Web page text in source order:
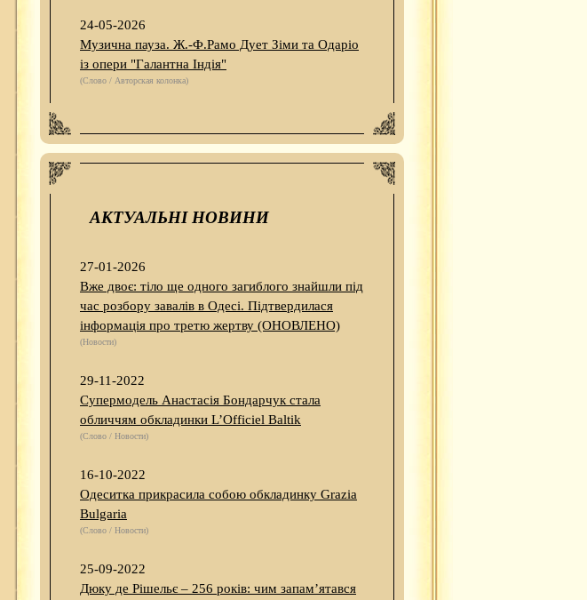
24-05-2026
Музична пауза. Ж.-Ф.Рамо Дует Зіми та Одаріо
із опери "Галантна Індія"
(Слово / Авторская колонка)
АКТУАЛЬНІ НОВИНИ
27-01-2026
Вже двоє: тіло ще одного загиблого знайшли під
час розбору завалів в Одесі. Підтвердилася
інформація про третю жертву (ОНОВЛЕНО)
(Новости)
29-11-2022
Супермодель Анастасія Бондарчук стала
обличчям обкладинки L’Officiel Baltik
(Слово / Новости)
16-10-2022
Одеситка прикрасила собою обкладинку Grazia
Bulgaria
(Слово / Новости)
25-09-2022
Дюку де Рішельє – 256 років: чим запам’ятався